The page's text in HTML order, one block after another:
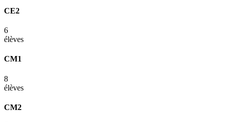
CE2
6
élèves
CM1
8
élèves
CM2